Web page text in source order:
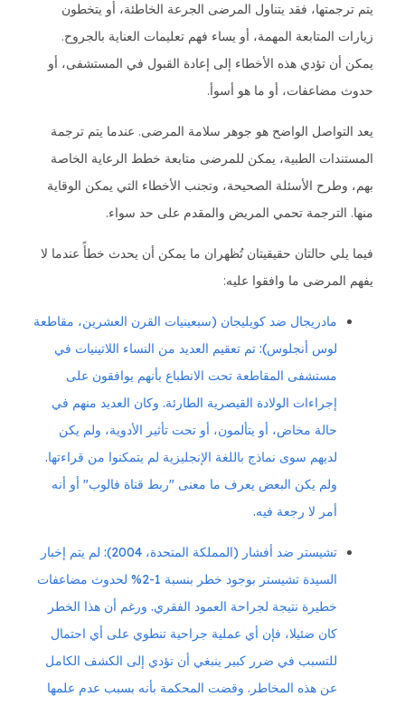
يتم ترجمتها، فقد يتناول المرضى الجرعة الخاطئة، أو يتخطون
زيارات المتابعة المهمة، أو يساء فهم تعليمات العناية بالجروح.
يمكن أن تؤدي هذه الأخطاء إلى إعادة القبول في المستشفى، أو
حدوث مضاعفات، أو ما هو أسوأ.
يعد التواصل الواضح هو جوهر سلامة المرضى. عندما يتم ترجمة
المستندات الطبية، يمكن للمرضى متابعة خطط الرعاية الخاصة
بهم، وطرح الأسئلة الصحيحة، وتجنب الأخطاء التي يمكن الوقاية
منها. الترجمة تحمي المريض والمقدم على حد سواء.
فيما يلي حالتان حقيقيتان تُظهران ما يمكن أن يحدث خطأً عندما لا
يفهم المرضى ما وافقوا عليه:
مادريجال ضد كويليجان (سبعينيات القرن العشرين، مقاطعة
لوس أنجلوس): تم تعقيم العديد من النساء اللاتينيات في
مستشفى المقاطعة تحت الانطباع بأنهم يوافقون على
إجراءات الولادة القيصرية الطارئة. وكان العديد منهم في
حالة مخاض، أو يتألمون، أو تحت تأثير الأدوية، ولم يكن
لديهم سوى نماذج باللغة الإنجليزية لم يتمكنوا من قراءتها.
ولم يكن البعض يعرف ما معنى "ربط قناة فالوب" أو أنه
أمر لا رجعة فيه.
تشيستر ضد أفشار (المملكة المتحدة، 2004): لم يتم إخبار
السيدة تشيستر بوجود خطر بنسبة 1-2% لحدوث مضاعفات
خطيرة نتيجة لجراحة العمود الفقري. ورغم أن هذا الخطر
كان ضئيلا، فإن أي عملية جراحية تنطوي على أي احتمال
للتسبب في ضرر كبير ينبغي أن تؤدي إلى الكشف الكامل
عن هذه المخاطر. وقضت المحكمة بأنه بسبب عدم علمها